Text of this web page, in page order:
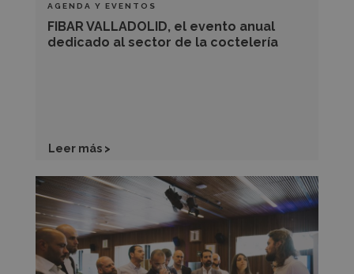
AGENDA Y EVENTOS
FIBAR VALLADOLID, el evento anual
dedicado al sector de la coctelería
coctelería
Leer más >
Una
reunión
de
profesionales,